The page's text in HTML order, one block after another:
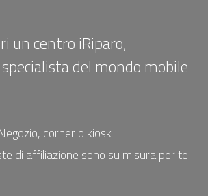
un centro iRiparo,
del mondomobile
corner o kiosk
di affiliazione sono su misura per te